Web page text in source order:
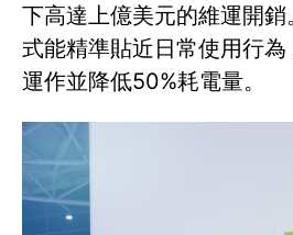
下高達上億美元的維運開
式能精準貼近日常使用行
運作並降低50%耗電量。